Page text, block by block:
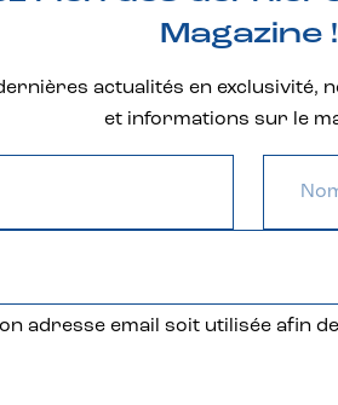
Magazine !
actualités en
et informations sur le
adresse email soit utilisée afin